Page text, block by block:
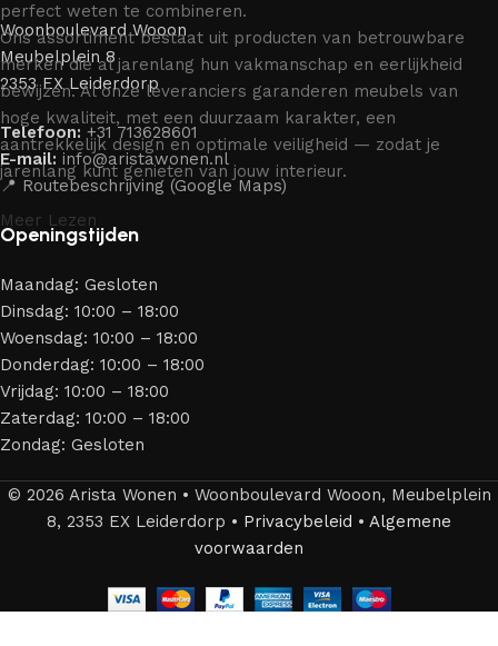
perfect weten te combineren.
Ons assortiment bestaat uit producten van betrouwbare
merken die al jarenlang hun vakmanschap en eerlijkheid
bewijzen. Al onze leveranciers garanderen meubels van
hoge kwaliteit, met een duurzaam karakter, een
aantrekkelijk design en optimale veiligheid — zodat je
jarenlang kunt genieten van jouw interieur.
Meer Lezen
Woonboulevard Wooon
Meubelplein 8
2353 EX Leiderdorp
Telefoon: +31 713628601
E-mail: info@aristawonen.nl
📍 Routebeschrijving (Google Maps)
Openingstijden
Maandag: Gesloten
Dinsdag: 10:00 – 18:00
Woensdag: 10:00 – 18:00
Donderdag: 10:00 – 18:00
Vrijdag: 10:00 – 18:00
Zaterdag: 10:00 – 18:00
Zondag: Gesloten
© 2026 Arista Wonen • Woonboulevard Wooon, Meubelplein
8, 2353 EX Leiderdorp • Privacybeleid • Algemene
voorwaarden